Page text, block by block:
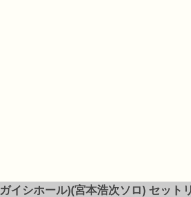
イシホール)(宮本浩次ソロ) セット